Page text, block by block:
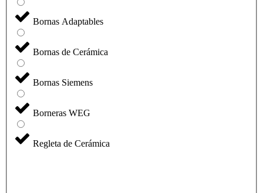
Bornas Adaptables
Bornas de Cerámica
Bornas Siemens
Borneras WEG
Regleta de Cerámica